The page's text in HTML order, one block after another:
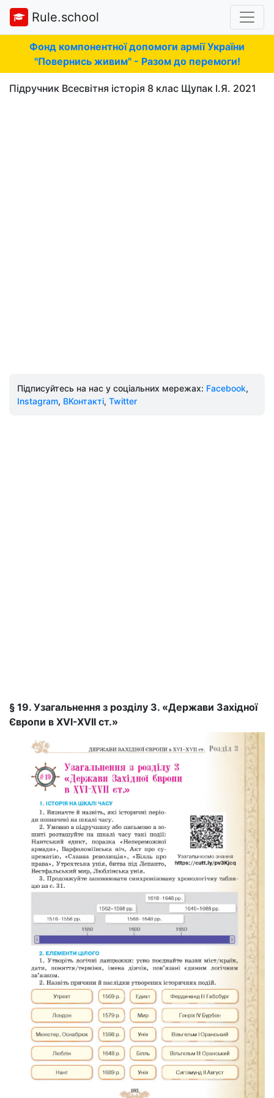
Rule.school
Фонд компонентної допомоги армії України
"Повернись живим" - Разом до перемоги!
Підручник Всесвітня історія 8 клас Щупак І.Я. 2021
Підписуйтесь на нас у соціальних мережах: Facebook,
Instagram, ВКонтакті, Twitter
§ 19. Узагальнення з розділу 3. «Держави Західної
Європи в XVI-XVII ст.»